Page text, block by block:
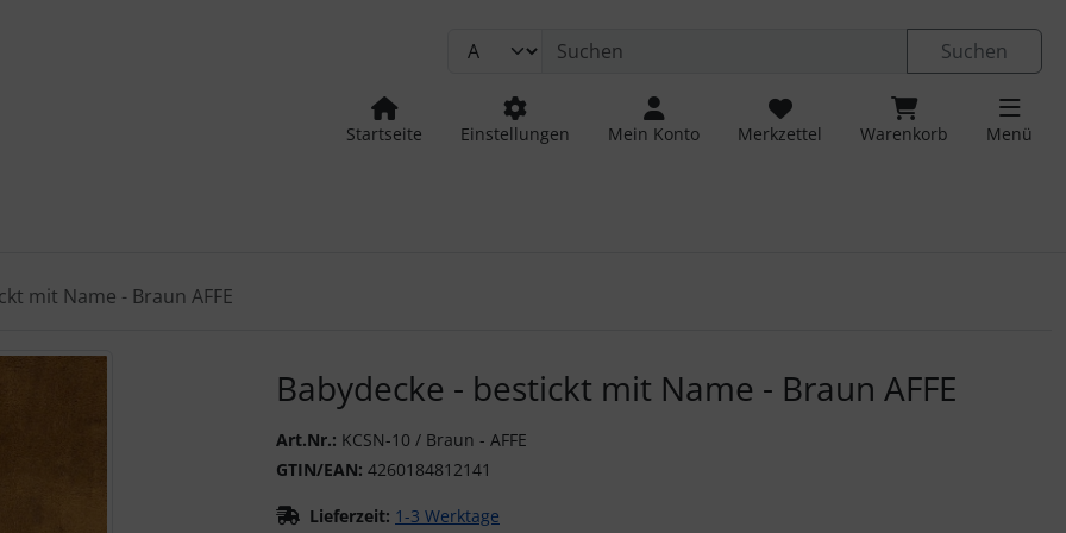
Suchen
Startseite Einstellungen Mein Konto Merkzettel Warenkorb Menü
mit Name - Braun AFFE
Babydecke - bestickt mit Name - Braun AFFE
Art.Nr.: KCSN-10 / Braun - AFFE
GTIN/EAN: 4260184812141
Lieferzeit: 1-3 Werktage
" und "Vor-Button" nutzen, um zwischen den Bildern zu navigieren. Zum Vergrößern klicken Sie auf das Bild.